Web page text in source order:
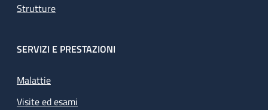
Strutture
SERVIZI E PRESTAZIONI
Malattie
Visite ed esami